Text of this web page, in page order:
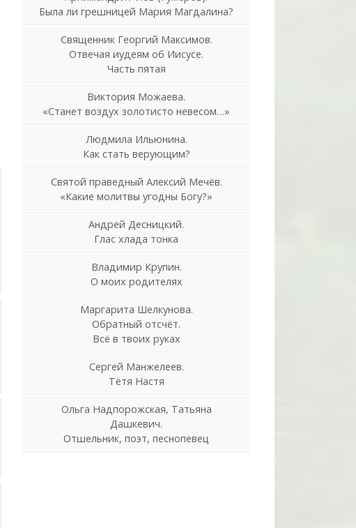
Была ли грешницей Мария Магдалина?
Священник Георгий Максимов.
Отвечая иудеям об Иисусе.
Часть пятая
Виктория Можаева.
«Станет воздух золотисто невесом…»
Людмила Ильюнина.
Как стать верующим?
Святой праведный Алексий Мечёв.
«Какие молитвы угодны Богу?»
Андрей Десницкий.
Глас хлада тонка
Владимир Крупин.
О моих родителях
Маргарита Шелкунова.
Обратный отсчёт.
Всё в твоих руках
Сергей Манжелеев.
Тётя Настя
Ольга Надпорожская, Татьяна
Дашкевич.
Отшельник, поэт, песнопевец